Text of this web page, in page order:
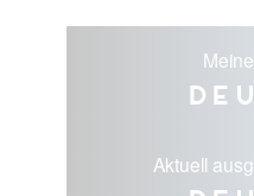
Aktuell